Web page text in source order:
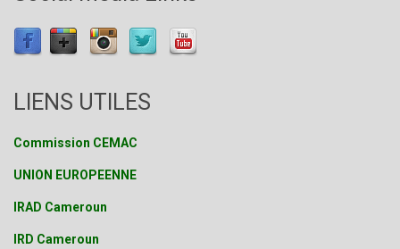
LIENS UTILES
Commission CEMAC
UNION EUROPEENNE
IRAD Cameroun
IRD Cameroun